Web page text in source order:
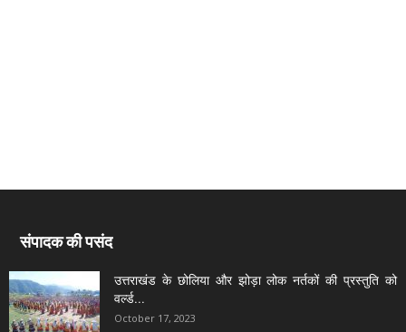
संपादक की पसंद
उत्तराखंड के छोलिया और झोड़ा लोक नर्तकों की प्रस्तुति को
वर्ल्ड...
October 17, 2023